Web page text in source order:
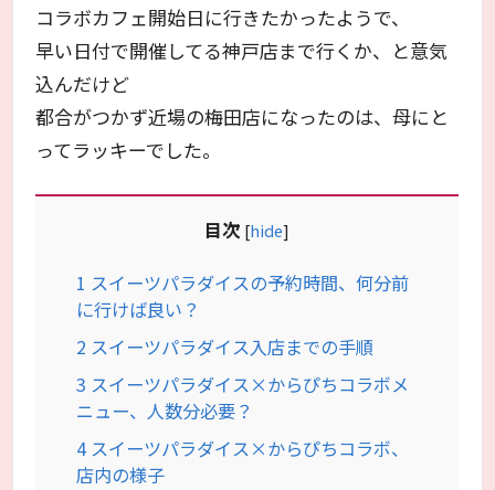
コラボカフェ開始日に行きたかったようで、
早い日付で開催してる神戸店まで行くか、と意気
込んだけど
都合がつかず近場の梅田店になったのは、母にと
ってラッキーでした。
目次 [hide]
1 スイーツパラダイスの予約時間、何分前
に行けば良い？
2 スイーツパラダイス入店までの手順
3 スイーツパラダイス×からぴちコラボメ
ニュー、人数分必要？
4 スイーツパラダイス×からぴちコラボ、
店内の様子